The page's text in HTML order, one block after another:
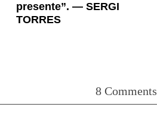
presente”. — SERGI
TORRES
8 Comments